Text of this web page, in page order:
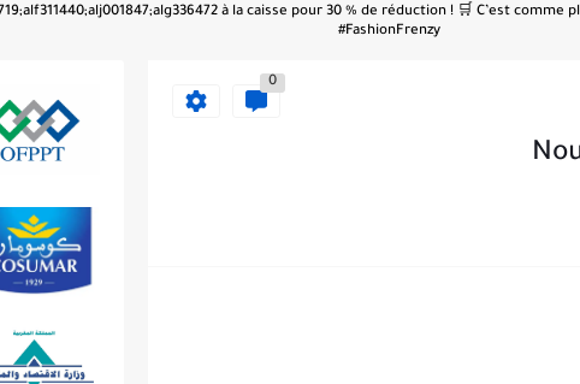
à la caisse pour 30 % de réduction ! 🛒 C’est
#FashionFrenzy
0